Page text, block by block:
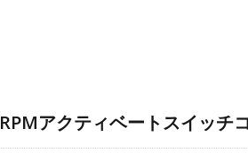
RPMアクティベートスイッチ